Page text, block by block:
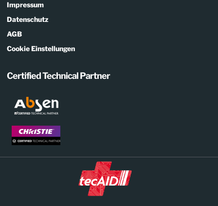
Impressum
Datenschutz
AGB
Cookie Einstellungen
Certified Technical Partner